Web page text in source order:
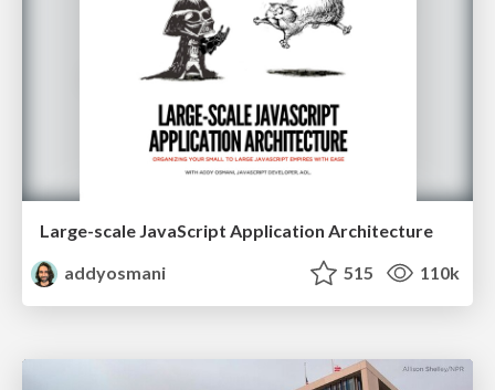
Large-scale JavaScript Application Architecture
addyosmani
515 110k